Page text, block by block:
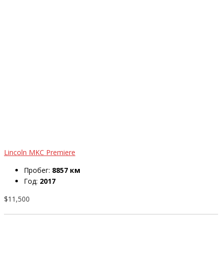
Lincoln MKC Premiere
Пробег: 8857 км
Год: 2017
$11,500